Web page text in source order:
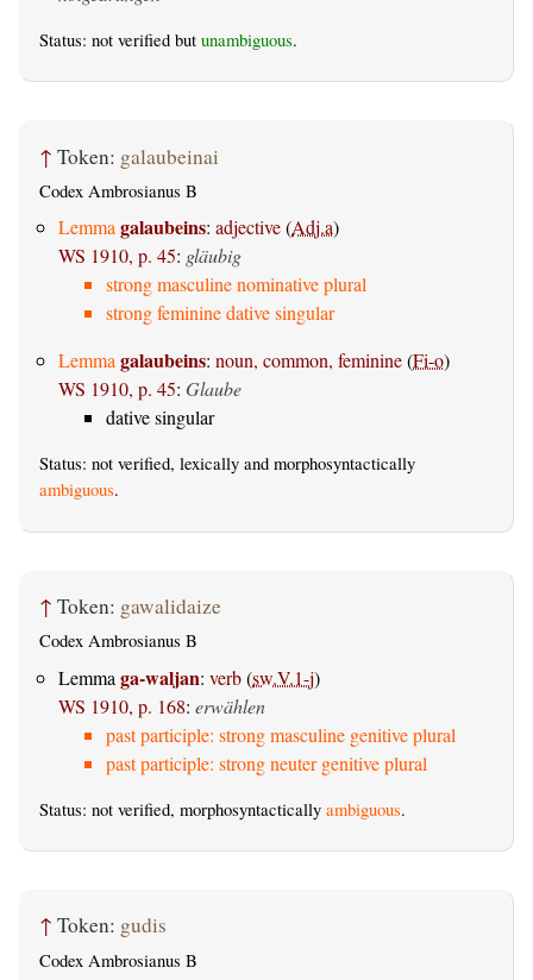
Status: not verified but unambiguous.
↑ Token: galaubeinai
Codex Ambrosianus B
Lemmagalaubeins: adjective(Adj.a)
WS 1910, p. 45: gläubig
strong masculine nominative plural
strong feminine dative singular
Lemmagalaubeins: noun, common, feminine(Fi-o)
WS 1910, p. 45: Glaube
dative singular
Status: not verified, lexically and morphosyntactically
ambiguous.
↑ Token: gawalidaize
Codex Ambrosianus B
Lemma ga-waljan: verb(sw.V.1-j)
WS 1910, p. 168: erwählen
past participle: strong masculine genitive plural
past participle: strong neuter genitive plural
Status: not verified, morphosyntactically ambiguous.
↑ Token: gudis
Codex Ambrosianus B